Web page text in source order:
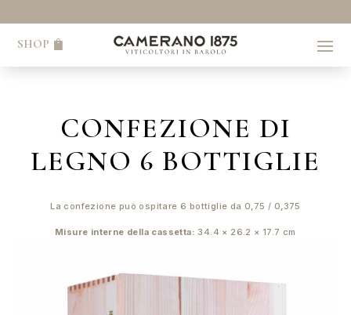
SHOP
CONFEZIONE DI
LEGNO 6 BOTTIGLIE
La confezione può ospitare 6 bottiglie da 0,75 / 0,375
Misure interne della cassetta: 34.4 × 26.2 × 17.7 cm